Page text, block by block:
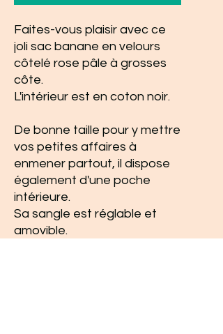
Faites-vous plaisir avec ce
joli sac banane en velours
côtelé rose pâle à grosses
côte.
L'intérieur est en coton noir.
De bonne taille pour y mettre
vos petites affaires à
enmener partout, il dispose
également d'une poche
intérieure.
Sa sangle est réglable et
amovible.